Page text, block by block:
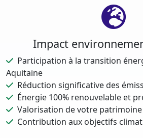
Impact
Participation à la transition
Aquitaine
Réduction significative des
Énergie 100% renouvelable et
Valorisation de votre
Contribution aux objectifs